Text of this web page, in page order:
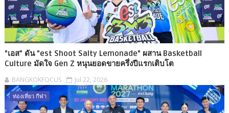
"เอส" ดัน "est Shoot Salty Lemonade" ผสาน Basketball
Culture มัดใจ Gen Z หนุนยอดขายครึ่งปีแรกเติบโต
BANGKOKFOCUS Jul 22, 2026
ท่องเที่ยว กีฬา